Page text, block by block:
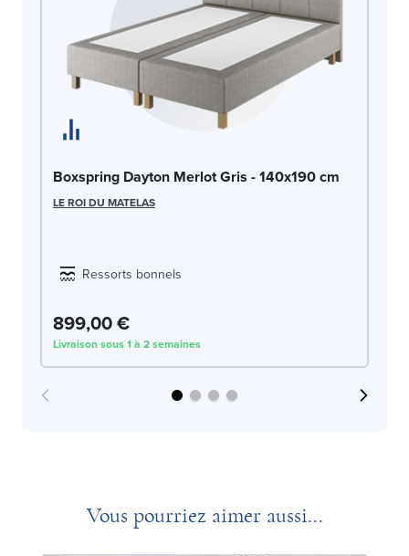
Boxspring Dayton Merlot Gris - 140x190 cm
LE ROI DU MATELAS
Ressorts bonnels
899,00 €
Livraison sous 1 à 2 semaines
Vous pourriez aimer aussi...